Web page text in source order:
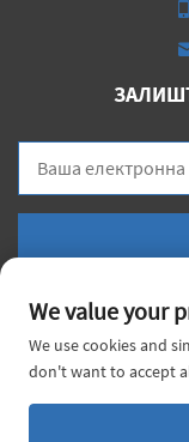
We value your
We use cookies and
don't want to accept